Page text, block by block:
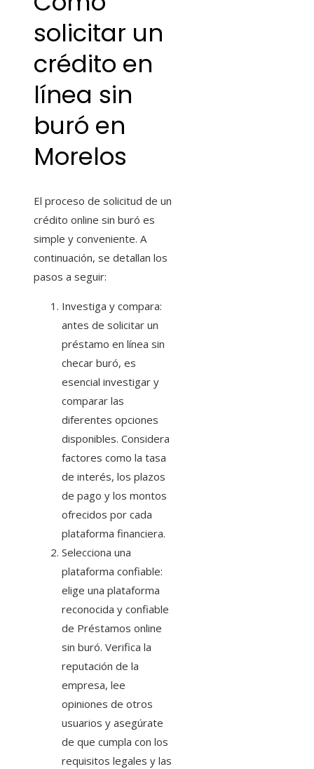
solicitar un
crédito en
línea sin
buró en
Morelos
El proceso de solicitud de un
crédito online sin buró es
simple y conveniente. A
continuación, se detallan los
pasos a seguir:
Investiga y compara:
antes de solicitar un
préstamo en línea sin
checar buró, es
esencial investigar y
comparar las
diferentes opciones
disponibles. Considera
factores como la tasa
de interés, los plazos
de pago y los montos
ofrecidos por cada
plataforma financiera.
Selecciona una
plataforma confiable:
elige una plataforma
reconocida y confiable
de Préstamos online
sin buró. Verifica la
reputación de la
empresa, lee
opiniones de otros
usuarios y asegúrate
de que cumpla con los
requisitos legales y las